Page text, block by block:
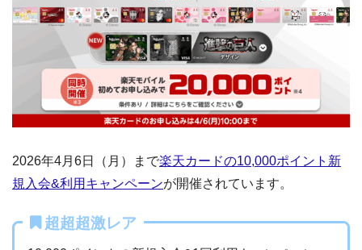
2026年4月6日（月）まで楽天カードの10,000ポイント新
規入会&利用キャンペーンが開催されています。
超超超激レア